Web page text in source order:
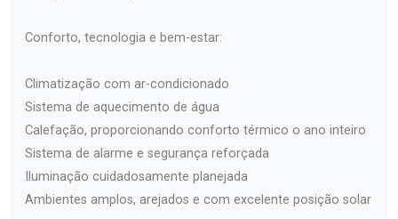
Conforto, tecnologia e bem-estar:
Climatização com ar-condicionado
Sistema de aquecimento de água
Calefação, proporcionando conforto térmico o ano inteiro
Sistema de alarme e segurança reforçada
Iluminação cuidadosamente planejada
Ambientes amplos, arejados e com excelente posição solar